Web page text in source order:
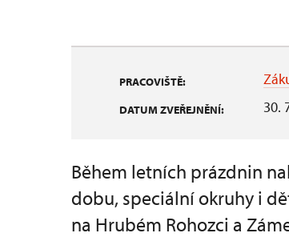
PRACOVIŠTĚ:
DATUM ZVEŘEJNĚNÍ: 30.
Během letních prázdnin
dobu, speciální okruhy i
na Hrubém Rohozci a